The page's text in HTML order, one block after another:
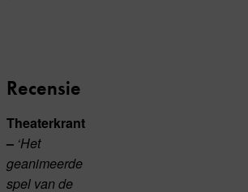
Recensie
Theaterkrant
– ‘Het
geanimeerde
spel van de